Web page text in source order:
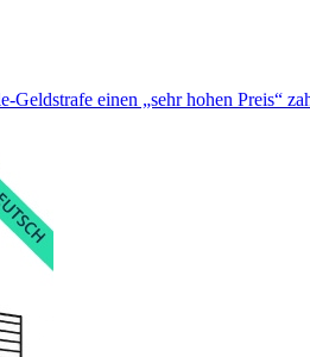
einen „sehr hohen Preis“